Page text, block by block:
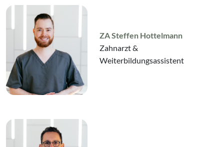
ZA Steffen Hottelmann
Zahnarzt &
Weiterbildungsassistent